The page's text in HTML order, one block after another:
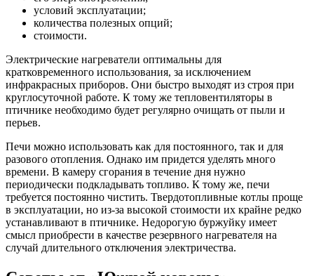
условий эксплуатации;
количества полезных опций;
стоимости.
Электрические нагреватели оптимальны для
кратковременного использования, за исключением
инфракрасных приборов. Они быстро выходят из строя при
круглосуточной работе. К тому же тепловентиляторы в
птичнике необходимо будет регулярно очищать от пыли и
перьев.
Печи можно использовать как для постоянного, так и для
разового отопления. Однако им придется уделять много
времени. В камеру сгорания в течение дня нужно
периодически подкладывать топливо. К тому же, печи
требуется постоянно чистить. Твердотопливные котлы проще
в эксплуатации, но из-за высокой стоимости их крайне редко
устанавливают в птичнике. Недорогую буржуйку имеет
смысл приобрести в качестве резервного нагревателя на
случай длительного отключения электричества.